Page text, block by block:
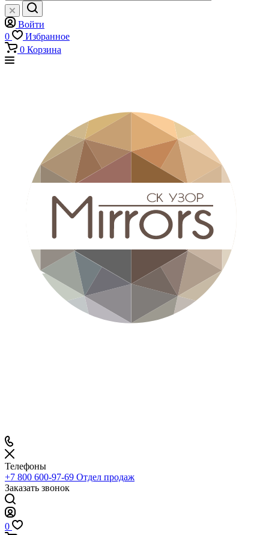
Войти
0
Избранное
0 Корзина
Телефоны
+7 800 600-97-69 Отдел продаж
Заказать звонок
0